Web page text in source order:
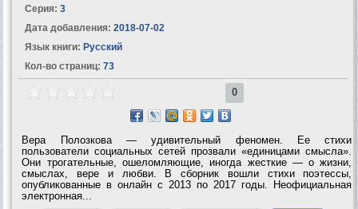
Серия: 3
Дата добавления: 2018-07-02
Язык книги: Русский
Кол-во страниц: 73
0
Вера Полозкова — удивительный феномен. Ее стихи
пользователи социальных сетей прозвали «единицами смысла».
Они трогательные, ошеломляющие, иногда жесткие — о жизни,
смыслах, вере и любви. В сборник вошли стихи поэтессы,
опубликованные в онлайн с 2013 по 2017 годы. Неофициальная
электронная...